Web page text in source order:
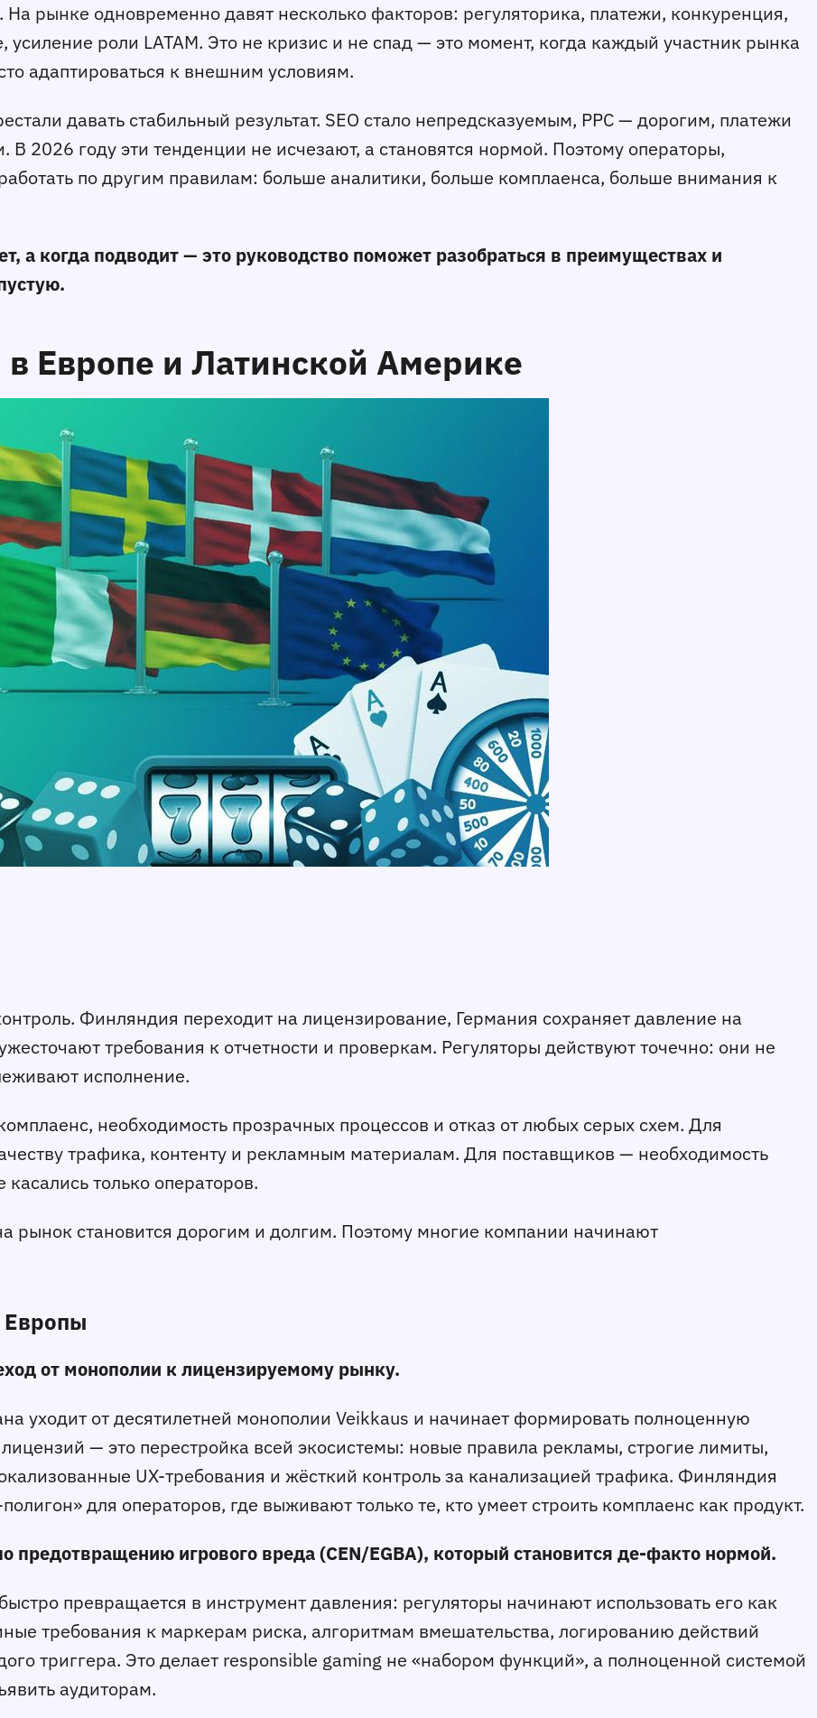
На рынке одновременно давят несколько факторов: регуляторика, платежи, конкуренция,
роли LATAM. Это не кризис и не спад — это момент, когда каждый участник рынка
адаптироваться к внешним условиям.
давать стабильный результат. SEO стало непредсказуемым, PPC — дорогим, платежи
2026 году эти тенденции не исчезают, а становятся нормой. Поэтому операторы,
по другим правилам: больше аналитики, больше комплаенса, больше внимания к
а когда подводит — это руководство поможет разобраться в преимуществах и
в Европе и Латинской Америке
Финляндия переходит на лицензирование, Германия сохраняет давление на
требования к отчетности и проверкам. Регуляторы действуют точечно: они не
исполнение.
необходимость прозрачных процессов и отказ от любых серых схем. Для
трафика, контенту и рекламным материалам. Для поставщиков — необходимость
только операторов.
рынок становится дорогим и долгим. Поэтому многие компании начинают
Европы
от монополии к лицензируемому рынку.
уходит от десятилетней монополии Veikkaus и начинает формировать полноценную
— это перестройка всей экосистемы: новые правила рекламы, строгие лимиты,
UX‑требования и жёсткий контроль за канализацией трафика. Финляндия
для операторов, где выживают только те, кто умеет строить комплаенс как продукт.
предотвращению игрового вреда (CEN/EGBA), который становится де‑факто нормой.
превращается в инструмент давления: регуляторы начинают использовать его как
требования к маркерам риска, алгоритмам вмешательства, логированию действий
триггера. Это делает responsible gaming не «набором функций», а полноценной системой
аудиторам.